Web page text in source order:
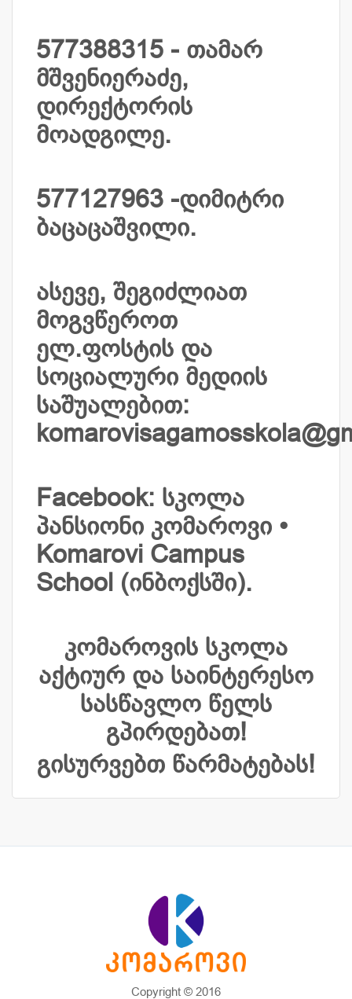
577388315 - თამარ
მშვენიერაძე,
დირექტორის
მოადგილე.
577127963 -დიმიტრი
ბაცაცაშვილი.
ასევე, შეგიძლიათ
მოგვწეროთ
ელ.ფოსტის და
სოციალური მედიის
საშუალებით:
Facebook: სკოლა
პანსიონი კომაროვი •
Komarovi Campus
School (ინბოქსში).
კომაროვის სკოლა
აქტიურ და საინტერესო
სასწავლო წელს
გპირდებათ!
გისურვებთ წარმატებას!
Copyright © 2016